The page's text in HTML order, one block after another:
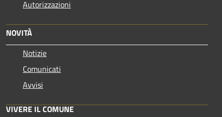
Autorizzazioni
NOVITÀ
Notizie
Comunicati
Avvisi
VIVERE IL COMUNE